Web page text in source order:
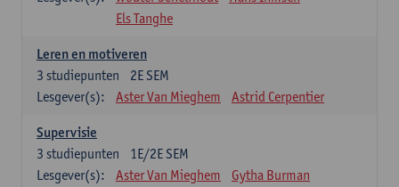
Els Tanghe
Leren en motiveren
2E SEM
3 studiepunten
Lesgever(s):
Aster Van Mieghem Astrid Cerpentier
Supervisie
1E/2E SEM
3 studiepunten
Lesgever(s):
Aster Van Mieghem
Gytha Burman